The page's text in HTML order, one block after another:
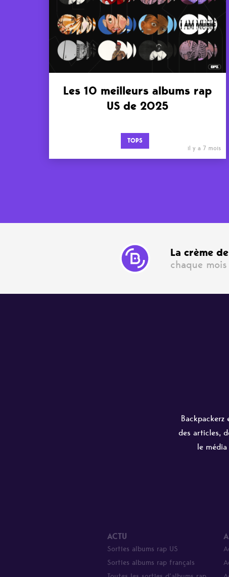
Les 10 meilleurs albums rap
US de 2025
TOPS
il y a 7 mois
La crème
chaque
des articles,
le
ACTU
Sorties albums rap US
Sorties albums rap français